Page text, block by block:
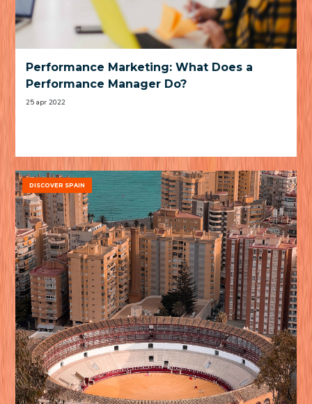
Performance Marketing: What Does a
Performance Manager Do?
25 apr 2022
DISCOVER SPAIN